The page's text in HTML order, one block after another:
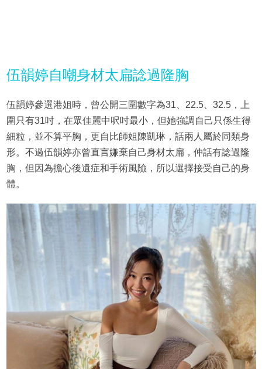
伍韻婷自嘲身材太扁諗過隆胸
伍韻婷參選港姐時，曾公開三圍數字為31、22.5、32.5，上
圍只有31吋，在眾佳麗中呎吋最小，但她強調自己只係生得
細粒，並不算平胸，更自比師姐陳凱琳，話兩人屬於同類身
形。不過伍韻婷亦曾直言嫌棄自己身材太扁，仲話有諗過隆
胸，但因為擔心後遺症和手術風險，所以選擇接受自己的身
體。